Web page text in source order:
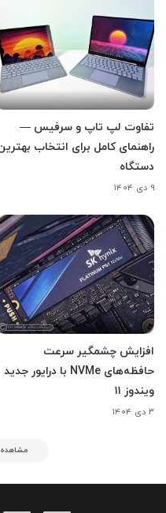
تفاوت لپ تاپ و سرفیس —
راهنمای کامل برای انتخاب
دستگاه
۹ دی ۱۴۰۴
افزایش چشمگیر سرعت
حافظه‌های NVMe با درایور جدید
ویندوز ۱۱
۳ دی ۱۴۰۴